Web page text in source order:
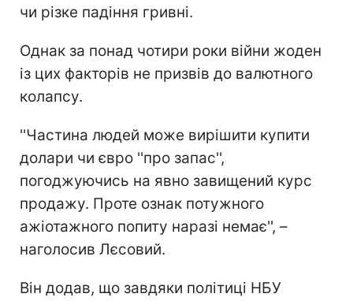
чи різке падіння гривні.
Однак за понад чотири роки війни жоден
із цих факторів не призвів до валютного
колапсу.
''Частина людей може вирішити купити
долари чи євро ''про запас'',
погоджуючись на явно завищений курс
продажу. Проте ознак потужного
ажіотажного попиту наразі немає'', –
наголосив Лєсовий.
Він додав, що завдяки політиці НБУ